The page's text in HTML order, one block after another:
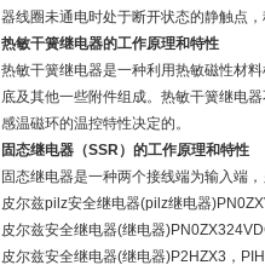
器线圈未通电时处于断开状态的静触点
热敏干簧继电器的工作原理和特性
热敏干簧继电器是一种利用热敏磁性材
底及其他一些附件组成。热敏干簧继电
感温磁环的温控特性决定的。
固态继电器（SSR）的工作原理和特性
固态继电器是一种两个接线端为输入端
皮尔兹pilz安全继电器(pilz继电器
皮尔兹安全继电器(继电器
皮尔兹安全继电器(继电器)P2HZX3，